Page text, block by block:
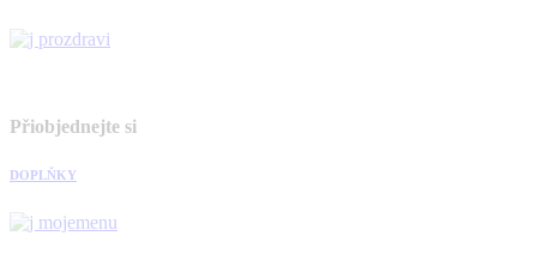
Přiobjednejte si
DOPLŇKY